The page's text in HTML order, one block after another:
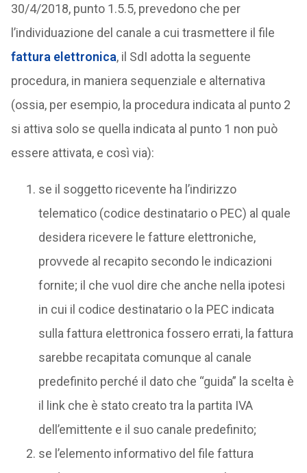
30/4/2018, punto 1.5.5, prevedono che per
l’individuazione del canale a cui trasmettere il file
fattura elettronica, il SdI adotta la seguente
procedura, in maniera sequenziale e alternativa
(ossia, per esempio, la procedura indicata al punto 2
si attiva solo se quella indicata al punto 1 non può
essere attivata, e così via):
se il soggetto ricevente ha l’indirizzo
telematico (codice destinatario o PEC) al quale
desidera ricevere le fatture elettroniche,
provvede al recapito secondo le indicazioni
fornite; il che vuol dire che anche nella ipotesi
in cui il codice destinatario o la PEC indicata
sulla fattura elettronica fossero errati, la fattura
sarebbe recapitata comunque al canale
predefinito perché il dato che “guida” la scelta è
il link che è stato creato tra la partita IVA
dell’emittente e il suo canale predefinito;
se l’elemento informativo del file fattura